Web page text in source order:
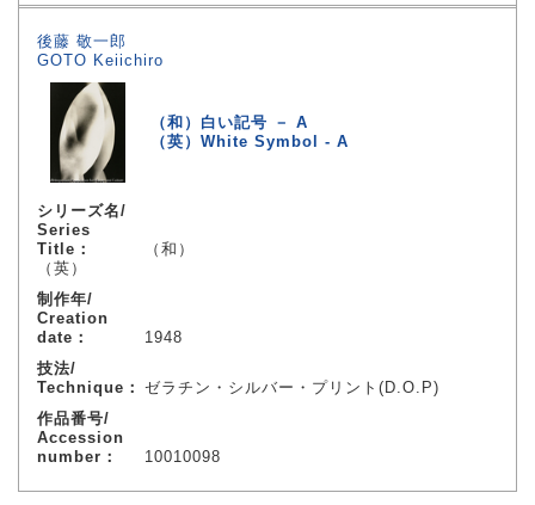
後藤 敬一郎
GOTO Keiichiro
（和）白い記号 － A
（英）White Symbol - A
シリーズ名/
Series
Title：
（和）
（英）
制作年/
Creation
date：
1948
技法/
Technique： ゼラチン・シルバー・プリント(D.O.P)
作品番号/
Accession
number：
10010098